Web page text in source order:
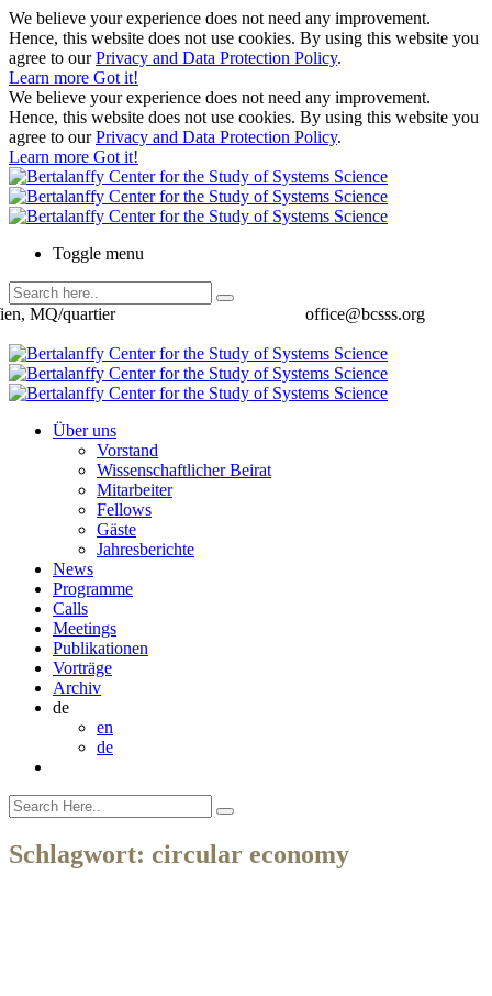
We believe your experience does not need any improvement.
Hence, this website does not use cookies. By using this website you
agree to ourPrivacy and Data Protection Policy.
Learn more Got it!
We believe your experience does not need any improvement.
Hence, this website does not use cookies. By using this website you
agree to ourPrivacy and Data Protection Policy.
Learn more Got it!
Toggle menu
office@bcsss.org
MQ/quartier
Über uns
Vorstand
Wissenschaftlicher Beirat
Mitarbeiter
Fellows
Gäste
Jahresberichte
News
Programme
Calls
Meetings
Publikationen
Vorträge
Archiv
de
en
de
Schlagwort: circular economy